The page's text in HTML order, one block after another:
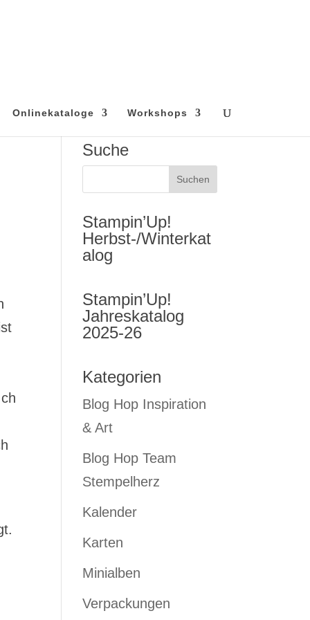
Onlinekataloge Workshops
Suche
Stampin’Up!
Herbst-/Winterkat
alog
Stampin’Up!
Jahreskatalog
2025-26
Kategorien
Blog Hop Inspiration
& Art
Blog Hop Team
Stempelherz
Kalender
Karten
Minialben
Verpackungen